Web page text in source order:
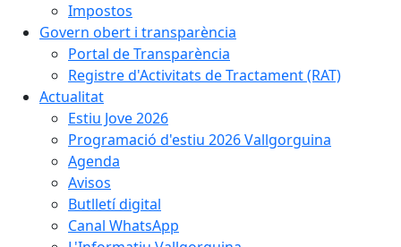
Impostos
Govern obert i transparència
Portal de Transparència
Registre d'Activitats de Tractament (RAT)
Actualitat
Estiu Jove 2026
Programació d'estiu 2026 Vallgorguina
Agenda
Avisos
Butlletí digital
Canal WhatsApp